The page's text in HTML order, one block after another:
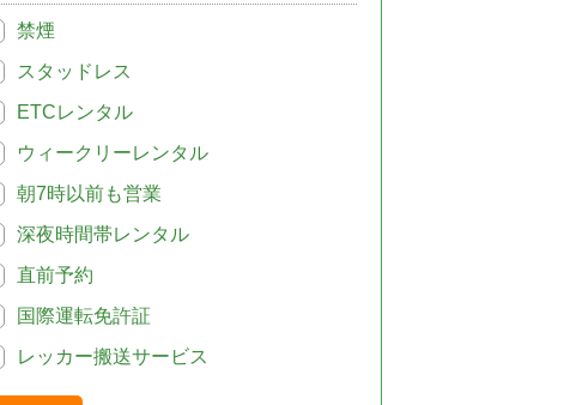
禁煙
スタッドレス
ETCレンタル
ウィークリーレンタル
朝7時以前も営業
深夜時間帯レンタル
直前予約
国際運転免許証
レッカー搬送サービス